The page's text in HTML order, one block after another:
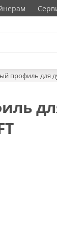
профиль для